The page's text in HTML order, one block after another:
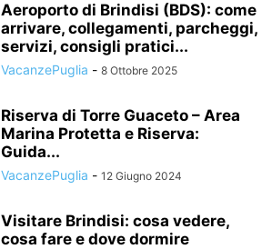
Aeroporto di Brindisi (BDS): come
arrivare, collegamenti, parcheggi,
servizi, consigli pratici...
VacanzePuglia - 8 Ottobre 2025
Riserva di Torre Guaceto – Area
Marina Protetta e Riserva:
Guida...
VacanzePuglia - 12 Giugno 2024
Visitare Brindisi: cosa vedere,
cosa fare e dove dormire